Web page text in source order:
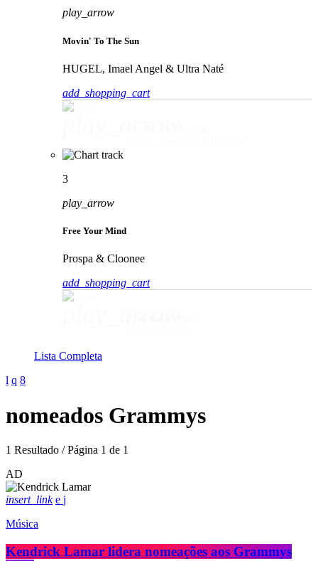
play_arrow
Movin' To The Sun
HUGEL, Imael Angel & Ultra Naté
add_shopping_cart
3
play_arrow
Free Your Mind
Prospa & Cloonee
add_shopping_cart
Lista Completa
nomeados Grammys
1 Resultado / Página 1 de 1
AD
insert_link
Música
Kendrick Lamar lidera nomeações aos Grammys